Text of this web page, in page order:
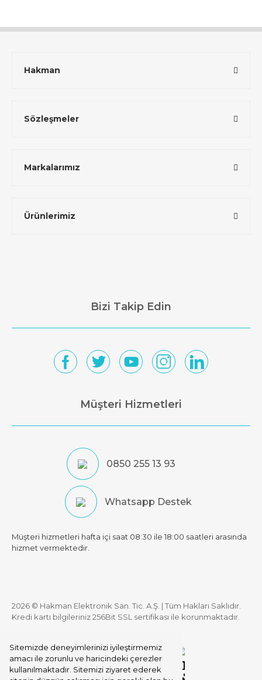
Sitemizde deneyimlerinizi iyileştirmemiz
amacı ile zorunlu ve haricindeki çerezler
kullanılmaktadır. Sitemizi ziyaret ederek
Hakman
Sözleşmeler
Markalarımız
Ürünlerimiz
Bizi Takip Edin
Müşteri Hizmetleri
0850 255 13 93
Whatsapp Destek
Müşteri hizmetleri hafta içi saat 08:30 ile 18:00 saatleri arasında
hizmet vermektedir.
2026 © Hakman Elektronik San. Tic. A.Ş. | Tüm Hakları Saklıdır.
Kredi kartı bilgileriniz 256Bit SSL sertifikası ile korunmaktadır.